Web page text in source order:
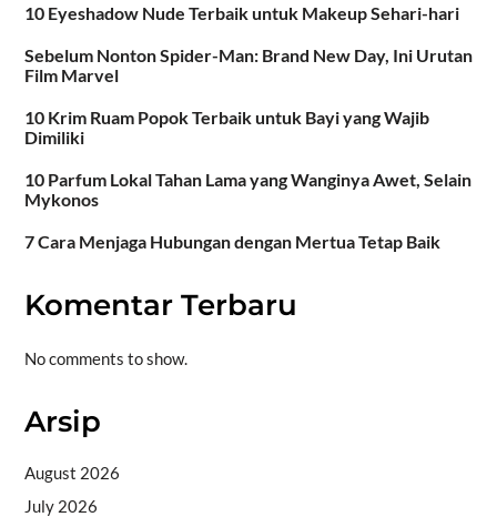
10 Eyeshadow Nude Terbaik untuk Makeup Sehari-hari
Sebelum Nonton Spider-Man: Brand New Day, Ini Urutan
Film Marvel
10 Krim Ruam Popok Terbaik untuk Bayi yang Wajib
Dimiliki
10 Parfum Lokal Tahan Lama yang Wanginya Awet, Selain
Mykonos
7 Cara Menjaga Hubungan dengan Mertua Tetap Baik
Komentar Terbaru
No comments to show.
Arsip
August 2026
July 2026